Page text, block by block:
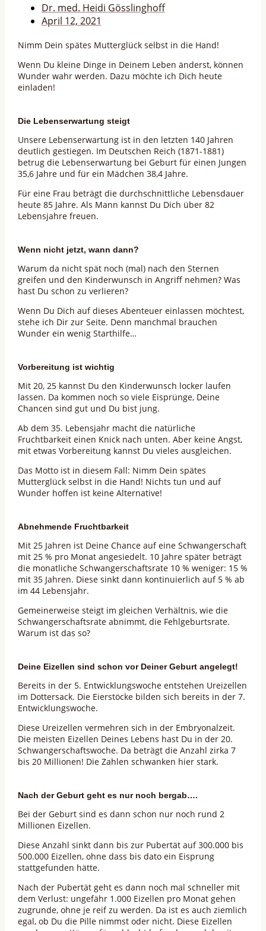
Dr. med. Heidi Gösslinghoff
April 12, 2021
Nimm Dein spätes Mutterglück selbst in die Hand!
Wenn Du kleine Dinge in Deinem Leben änderst, können
Wunder wahr werden. Dazu möchte ich Dich heute
einladen!
Die Lebenserwartung steigt
Unsere Lebenserwartung ist in den letzten 140 Jahren
deutlich gestiegen. Im Deutschen Reich (1871-1881)
betrug die Lebenserwartung bei Geburt für einen Jungen
35,6 Jahre und für ein Mädchen 38,4 Jahre.
Für eine Frau beträgt die durchschnittliche Lebensdauer
heute 85 Jahre. Als Mann kannst Du Dich über 82
Lebensjahre freuen.
Wenn nicht jetzt, wann dann?
Warum da nicht spät noch (mal) nach den Sternen
greifen und den Kinderwunsch in Angriff nehmen? Was
hast Du schon zu verlieren?
Wenn Du Dich auf dieses Abenteuer einlassen möchtest,
stehe ich Dir zur Seite. Denn manchmal brauchen
Wunder ein wenig Starthilfe…
Vorbereitung ist wichtig
Mit 20, 25 kannst Du den Kinderwunsch locker laufen
lassen. Da kommen noch so viele Eisprünge, Deine
Chancen sind gut und Du bist jung.
Ab dem 35. Lebensjahr macht die natürliche
Fruchtbarkeit einen Knick nach unten. Aber keine Angst,
mit etwas Vorbereitung kannst Du vieles ausgleichen.
Das Motto ist in diesem Fall: Nimm Dein spätes
Mutterglück selbst in die Hand! Nichts tun und auf
Wunder hoffen ist keine Alternative!
Abnehmende Fruchtbarkeit
Mit 25 Jahren ist Deine Chance auf eine Schwangerschaft
mit 25 % pro Monat angesiedelt. 10 Jahre später beträgt
die monatliche Schwangerschaftsrate 10 % weniger: 15 %
mit 35 Jahren. Diese sinkt dann kontinuierlich auf 5 % ab
im 44 Lebensjahr.
Gemeinerweise steigt im gleichen Verhältnis, wie die
Schwangerschaftsrate abnimmt, die Fehlgeburtsrate.
Warum ist das so?
Deine Eizellen sind schon vor Deiner Geburt angelegt!
Bereits in der 5. Entwicklungswoche entstehen Ureizellen
im Dottersack. Die Eierstöcke bilden sich bereits in der 7.
Entwicklungswoche.
Diese Ureizellen vermehren sich in der Embryonalzeit.
Die meisten Eizellen Deines Lebens hast Du in der 20.
Schwangerschaftswoche. Da beträgt die Anzahl zirka 7
bis 20 Millionen! Die Zahlen schwanken hier stark.
Nach der Geburt geht es nur noch bergab….
Bei der Geburt sind es dann schon nur noch rund 2
Millionen Eizellen.
Diese Anzahl sinkt dann bis zur Pubertät auf 300.000 bis
500.000 Eizellen, ohne dass bis dato ein Eisprung
stattgefunden hätte.
Nach der Pubertät geht es dann noch mal schneller mit
dem Verlust: ungefähr 1.000 Eizellen pro Monat gehen
zugrunde, ohne je reif zu werden. Da ist es auch ziemlich
egal, ob Du die Pille nimmst oder nicht. Diese Eizellen